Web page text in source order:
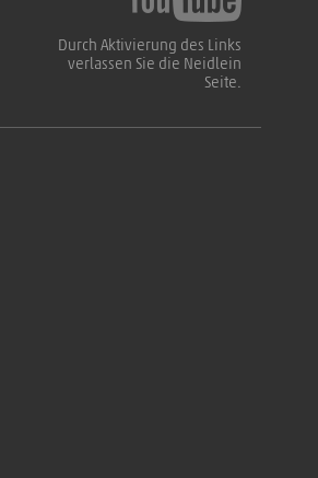
Durch Aktivierung des Links
verlassen Sie die Neidlein
Seite.